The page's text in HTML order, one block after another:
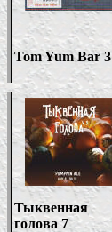
Tom Yum Bar 3
Тыквенная
голова7